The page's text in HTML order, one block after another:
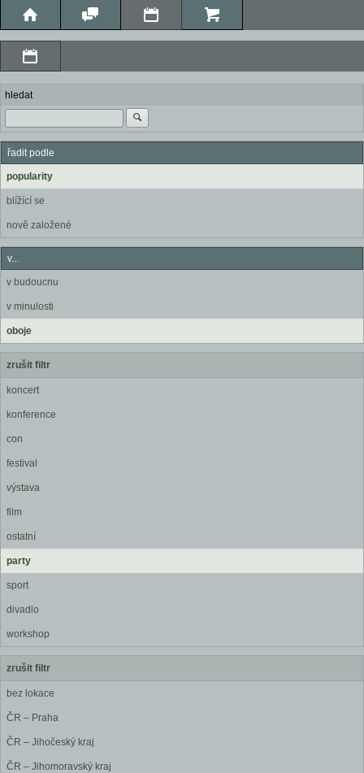
hledat
řadit podle
popularity
blížící se
nově založené
v...
v budoucnu
v minulosti
oboje
zrušit filtr
koncert
konference
con
festival
výstava
film
ostatní
party
sport
divadlo
workshop
zrušit filtr
bez lokace
ČR – Praha
ČR – Jihočeský kraj
ČR – Jihomoravský kraj